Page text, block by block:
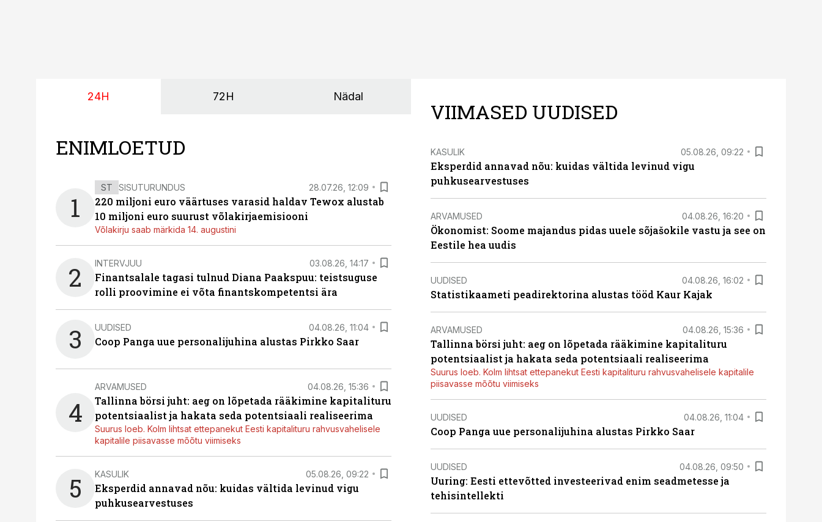
24H 72H Nädal
ENIMLOETUD
1
ST SISUTURUNDUS 28.07.26, 12:09
220 miljoni euro väärtuses varasid haldav Tewox alustab
10 miljoni euro suurust võlakirjaemisiooni
Võlakirju saab märkida 14. augustini
2 INTERVJUU 03.08.26, 14:17
Finantsalale tagasi tulnud Diana Paakspuu: teistsuguse
rolli proovimine ei võta finantskompetentsi ära
3 UUDISED 04.08.26, 11:04
Coop Panga uue personalijuhina alustas Pirkko Saar
4
ARVAMUSED 04.08.26, 15:36
Tallinna börsi juht: aeg on lõpetada rääkimine kapitalituru
potentsiaalist ja hakata seda potentsiaali realiseerima
Suurus loeb. Kolm lihtsat ettepanekut Eesti kapitalituru rahvusvahelisele
kapitalile piisavasse mõõtu viimiseks
5 KASULIK 05.08.26, 09:22
Eksperdid annavad nõu: kuidas vältida levinud vigu
puhkusearvestuses
VIIMASED UUDISED
KASULIK 05.08.26, 09:22
Eksperdid annavad nõu: kuidas vältida levinud vigu
puhkusearvestuses
ARVAMUSED 04.08.26, 16:20
Ökonomist: Soome majandus pidas uuele sõjašokile vastu ja see on
Eestile hea uudis
UUDISED 04.08.26, 16:02
Statistikaameti peadirektorina alustas tööd Kaur Kajak
ARVAMUSED 04.08.26, 15:36
Tallinna börsi juht: aeg on lõpetada rääkimine kapitalituru
potentsiaalist ja hakata seda potentsiaali realiseerima
Suurus loeb. Kolm lihtsat ettepanekut Eesti kapitalituru rahvusvahelisele kapitalile
piisavasse mõõtu viimiseks
UUDISED 04.08.26, 11:04
Coop Panga uue personalijuhina alustas Pirkko Saar
UUDISED 04.08.26, 09:50
Uuring: Eesti ettevõtted investeerivad enim seadmetesse ja
tehisintellekti